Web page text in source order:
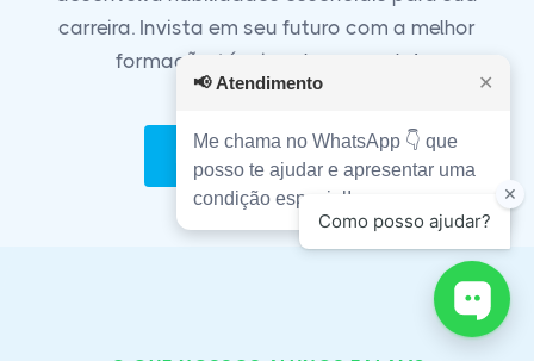
carreira. Invista em seu futuro com a melhor
formação técnica do mercado!
Matricule-se Agora!
📢 Atendimento ✕
Me chama no WhatsApp 👇 que
posso te ajudar e apresentar uma
condição especial!